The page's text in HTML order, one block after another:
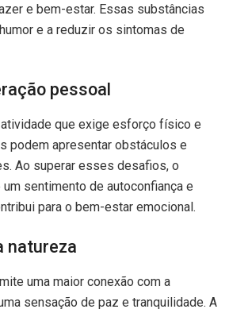
e bem-estar. Essas substâncias
e a reduzir os sintomas de
pessoal
atividade que exige esforço físico e
podem apresentar obstáculos e
Ao superar esses desafios, o
sentimento de autoconfiança e
para o bem-estar emocional.
natureza
uma maior conexão com a
sensação de paz e tranquilidade. A